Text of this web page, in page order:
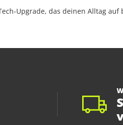
Upgrade, das deinen Alltag